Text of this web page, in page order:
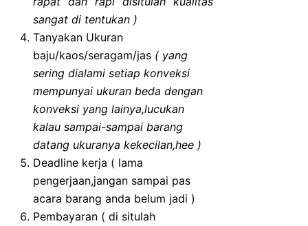
sangat di tentukan )
Tanyakan Ukuran
baju/kaos/seragam/jas ( yang
sering dialami setiap konveksi
mempunyai ukuran beda dengan
konveksi yang lainya,lucukan
kalau sampai-sampai barang
datang ukuranya kekecilan,hee )
Deadline kerja ( lama
pengerjaan,jangan sampai pas
acara barang anda belum jadi )
Pembayaran ( di situlah